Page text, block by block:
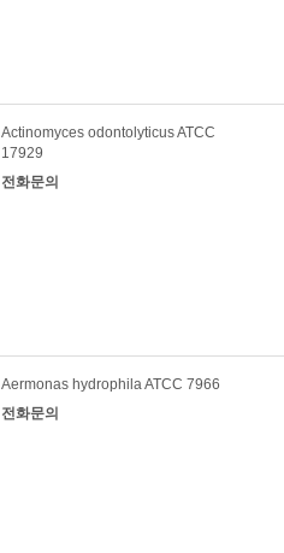
Actinomyces odontolyticus ATCC
17929
전화문의
Aermonas hydrophila ATCC 7966
전화문의